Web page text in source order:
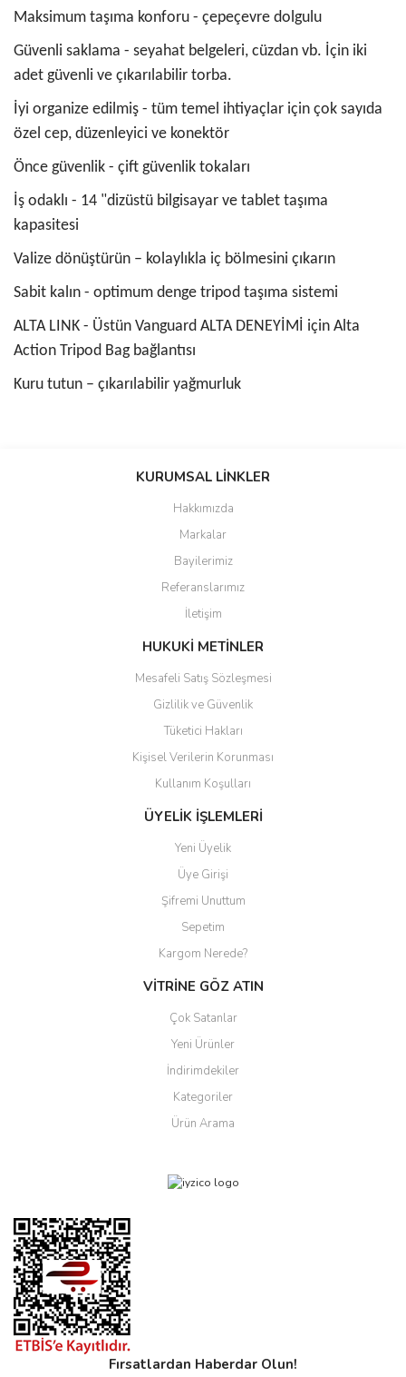
Maksimum taşıma konforu - çepeçevre dolgulu
Güvenli saklama - seyahat belgeleri, cüzdan vb. İçin iki
adet güvenli ve çıkarılabilir torba.
İyi organize edilmiş - tüm temel ihtiyaçlar için çok sayıda
özel cep, düzenleyici ve konektör
Önce güvenlik - çift güvenlik tokaları
İş odaklı - 14 "dizüstü bilgisayar ve tablet taşıma
kapasitesi
Valize dönüştürün – kolaylıkla iç bölmesini çıkarın
Sabit kalın - optimum denge tripod taşıma sistemi
ALTA LINK - Üstün Vanguard ALTA DENEYİMİ için Alta
Action Tripod Bag bağlantısı
Kuru tutun – çıkarılabilir yağmurluk
tarafımıza iletebilirsiniz.
Ürün resmi kalitesiz, bozuk veya görüntülenemiyor.
Ürün açıklamasında eksik bilgiler bulunuyor.
Ürün bilgilerinde hatalar bulunuyor.
Ürün fiyatı diğer sitelerden daha pahalı.
Bu ürüne benzer farklı alternatifler olmalı.
Gönder
KURUMSAL LİNKLER
Hakkımızda
Markalar
Bayilerimiz
Referanslarımız
İletişim
HUKUKİ METİNLER
Mesafeli Satış Sözleşmesi
Gizlilik ve Güvenlik
Tüketici Hakları
Kişisel Verilerin Korunması
Kullanım Koşulları
ÜYELİK İŞLEMLERİ
Yeni Üyelik
Üye Girişi
Şifremi Unuttum
Sepetim
Kargom Nerede?
VİTRİNE GÖZ ATIN
Çok Satanlar
Yeni Ürünler
İndirimdekiler
Kategoriler
Ürün Arama
Fırsatlardan Haberdar Olun!